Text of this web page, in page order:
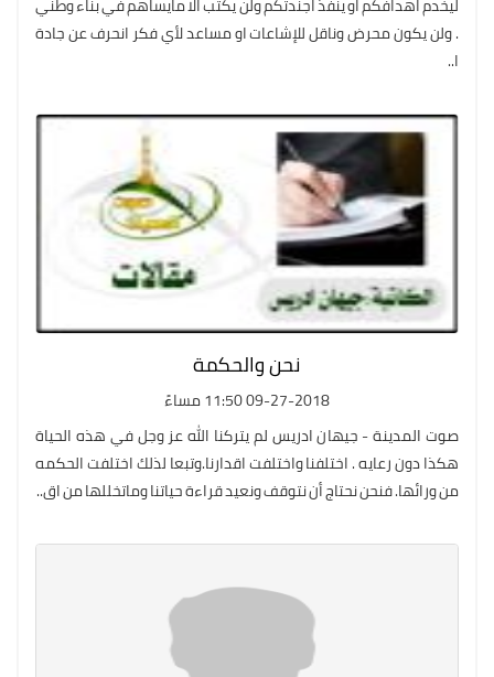
. ولن يكون محرض وناقل للإشاعات او مساعد لأي فكر انحرف عن جادة
ا..
نحن والحكمة
09-27-2018 11:50 مساءً
صوت المدينة - جيهان ادريس لم يتركنا الله عز وجل في هذه الحياة
هكذا دون رعايه . اختلفنا واختلفت اقدارنا.وتبعا لذلك اختلفت الحكمه
من ورائها. فنحن نحتاج أن نتوقف ونعيد قراءة حياتنا وماتخللها من اق..